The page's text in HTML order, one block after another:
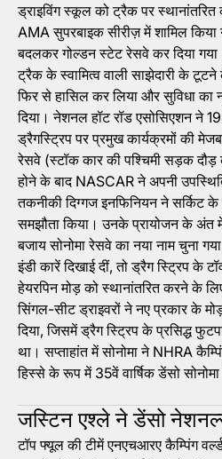
ड्राइविंग स्कूल को ट्रैक पर स्थानांतरित
AMA सुपरबाइक सीरीज़ में शामिल
बदलकर गोल्डन स्टेट रेसवे कर दिया
ट्रैक के स्वामित्व वाली साझेदारी के टूटने
फिर से हासिल कर लिया और सुविधा का
दिया। नेशनल हॉट रॉड एसोसिएशन
ड्रैगस्ट्रिप पर प्रमुख कार्यक्रमों की
रेसवे (स्टॉक कार की पश्चिमी सड़क
होने के बाद NASCAR ने अपनी
तकनीकी दिग्गज इनफिनियन ने सर्किट
समझौता किया। उनके प्रायोजन के अंत
बजाय सोनोमा रेसवे का नया नाम चुना
इंडी कारें दिखाई दीं, तो ड्रैग स्ट्रिप के
हेयरपिन मोड़ को स्थानांतरित करने के
सिंगल-सीट ड्राइवरों ने नए प्रकार के
दिया, जिसमें ड्रैग स्ट्रिप के प्रसिद्ध
था। सप्ताहांत में सोनोमा ने NHRA
हिस्से के रूप में 35वें वार्षिक डेंसो
जस्टिन एश्ले ने डेंसो
टॉप फ्यूल की टीमें एनएचआरए कैम्पिंग